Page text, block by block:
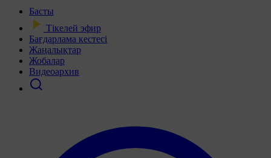
Басты
Тікелей эфир
Бағдарлама кестесі
Жаңалықтар
Жобалар
Видеоархив